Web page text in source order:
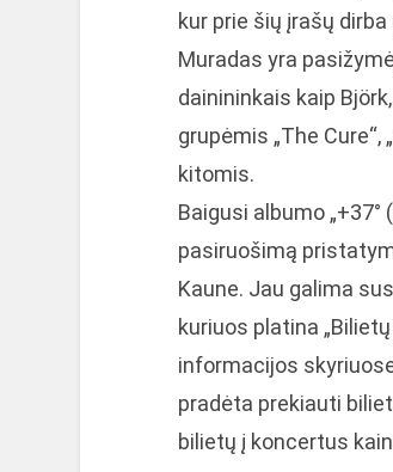
kur prie šių įrašų
Muradas yra
dainininkais kaip
grupėmis „The Cure“,
kitomis.
Baigusi albumo
pasiruošimą
Kaune. Jau galima
kuriuos platina
informacijos
pradėta prekiauti
bilietų į koncertus